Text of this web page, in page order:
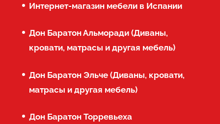
Интернет-магазин мебели в Испании
Дон Баратон Альморади (Диваны,
кровати, матрасы и другая мебель)
Дон Баратон Эльче (Диваны, кровати,
матрасы и другая мебель)
Дон Баратон Торревьеха